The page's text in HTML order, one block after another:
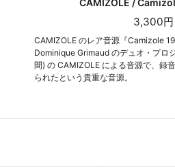
CAMIZOLE /
3,300円
CAMIZOLE のレア音源『Camizole
Dominique Grimaud のデュオ・プロ
間) の CAMIZOLE による音源で、録
られたという貴重な音源。